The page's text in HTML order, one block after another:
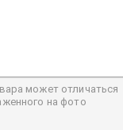
может отличаться
на фото